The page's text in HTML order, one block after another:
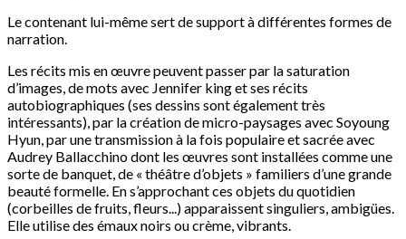
Le contenant lui-même sert de support à différentes formes de
narration.
Les récits mis en œuvre peuvent passer par la saturation
d’images, de mots avec Jennifer king et ses récits
autobiographiques (ses dessins sont également très
intéressants), par la création de micro-paysages avec Soyoung
Hyun, par une transmission à la fois populaire et sacrée avec
Audrey Ballacchino dont les œuvres sont installées comme une
sorte de banquet, de « théâtre d’objets » familiers d’une grande
beauté formelle. En s’approchant ces objets du quotidien
(corbeilles de fruits, fleurs...) apparaissent singuliers, ambigües.
Elle utilise des émaux noirs ou crème, vibrants.